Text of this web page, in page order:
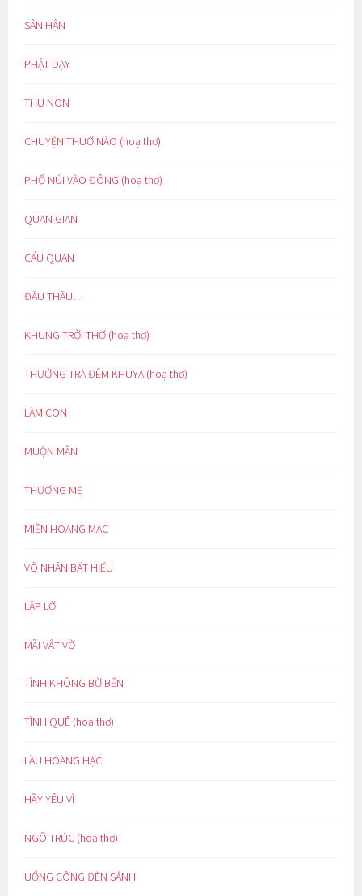
SÂN HẬN
PHẬT DẠY
THU NON
CHUYỆN THUỞ NÀO (hoạ thơ)
PHỐ NÚI VÀO ĐÔNG (hoạ thơ)
QUAN GIAN
CẨU QUAN
ĐẤU THẦU…
KHUNG TRỜI THƠ (hoạ thơ)
THƯỞNG TRÀ ĐÊM KHUYA (hoạ thơ)
LÀM CON
MUỘN MẰN
THƯƠNG MẸ
MIỀN HOANG MẠC
VÔ NHÂN BẤT HIẾU
LẬP LỜ
MÃI VẬT VỜ
TÌNH KHÔNG BỜ BẾN
TÌNH QUÊ (hoạ thơ)
LẦU HOÀNG HẠC
HÃY YÊU VÌ
NGÕ TRÚC (hoạ thơ)
UỔNG CÔNG ĐÈN SÁNH